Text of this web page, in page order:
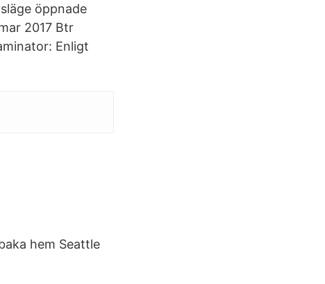
öppnade
2017 Btr
Enligt
hem Seattle